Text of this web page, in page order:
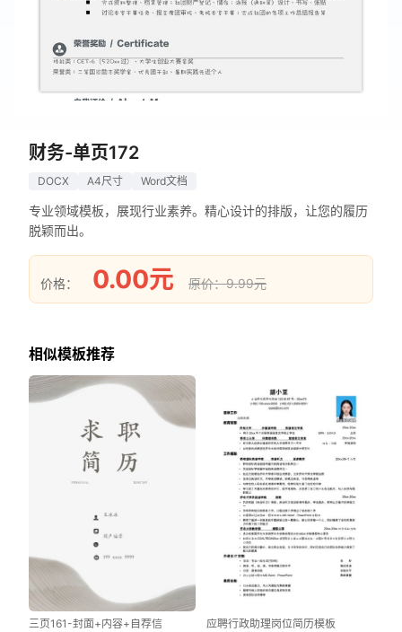
财务-单页172
DOCX A4尺寸 Word文档
专业领域模板，展现行业素养。精心设计的排版，让您的履历
脱颖而出。
价格： 0.00元 原价：9.99元
相似模板推荐
三页161-封面+内容+自荐信 应聘行政助理岗位简历模板